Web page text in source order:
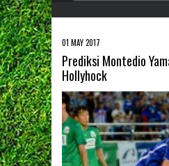
01 MAY 2017
Prediksi Montedio
Hollyhock